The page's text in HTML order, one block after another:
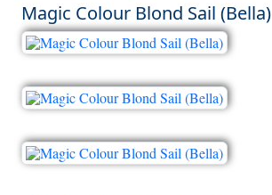
Magic Colour Blond Sail (Bella)